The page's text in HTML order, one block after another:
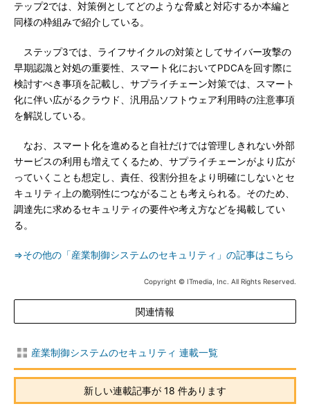
テップ2では、対策例としてどのような脅威と対応するか本編と
同様の枠組みで紹介している。
ステップ3では、ライフサイクルの対策としてサイバー攻撃の
早期認識と対処の重要性、スマート化においてPDCAを回す際に
検討すべき事項を記載し、サプライチェーン対策では、スマート
化に伴い広がるクラウド、汎用品ソフトウェア利用時の注意事項
を解説している。
なお、スマート化を進めると自社だけでは管理しきれない外部
サービスの利用も増えてくるため、サプライチェーンがより広が
っていくことも想定し、責任、役割分担をより明確にしないとセ
キュリティ上の脆弱性につながることも考えられる。そのため、
調達先に求めるセキュリティの要件や考え方などを掲載してい
る。
⇒その他の「産業制御システムのセキュリティ」の記事はこちら
Copyright © ITmedia, Inc. All Rights Reserved.
関連情報
産業制御システムのセキュリティ 連載一覧
新しい連載記事が 18 件あります